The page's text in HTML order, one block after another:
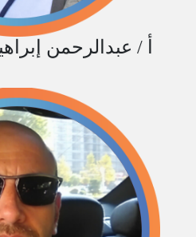
أ / عبدالرحمن